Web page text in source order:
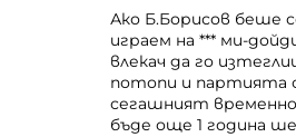
Ако Б.Борисов беше
играем на *** ми-
влекач да го
потопи и партията
сегашният временно
бъде още 1 година